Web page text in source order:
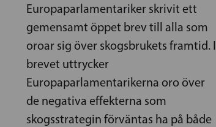
Europaparlamentariker skrivit ett
gemensamt öppet brev till alla som
oroar sig över skogsbrukets framtid. I
brevet uttrycker
Europaparlamentarikerna oro över
de negativa effekterna som
skogsstrategin förväntas ha på både